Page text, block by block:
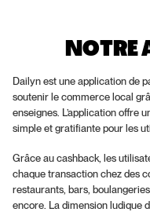
NOTRE
Dailyn est une application de
soutenir le commerce local
enseignes. L’application offre
simple et gratifiante pour les
Grâce au cashback, les
chaque transaction chez des
restaurants, bars,
encore. La dimension ludique